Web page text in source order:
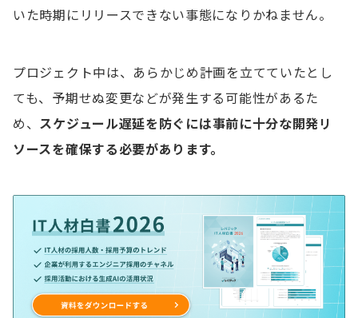
いた時期にリリースできない事態になりかねません。
プロジェクト中は、あらかじめ計画を立てていたとし
ても、予期せぬ変更などが発生する可能性があるた
め、 スケジュール遅延を防ぐには事前に十分な開発リ
ソースを確保する必要があります。